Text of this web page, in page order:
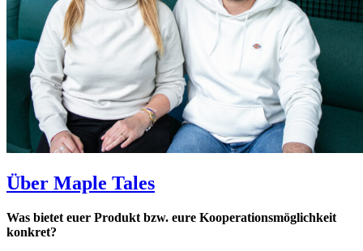
Über Maple Tales
Was bietet euer Produkt bzw. eure Kooperationsmöglichkeit
konkret?